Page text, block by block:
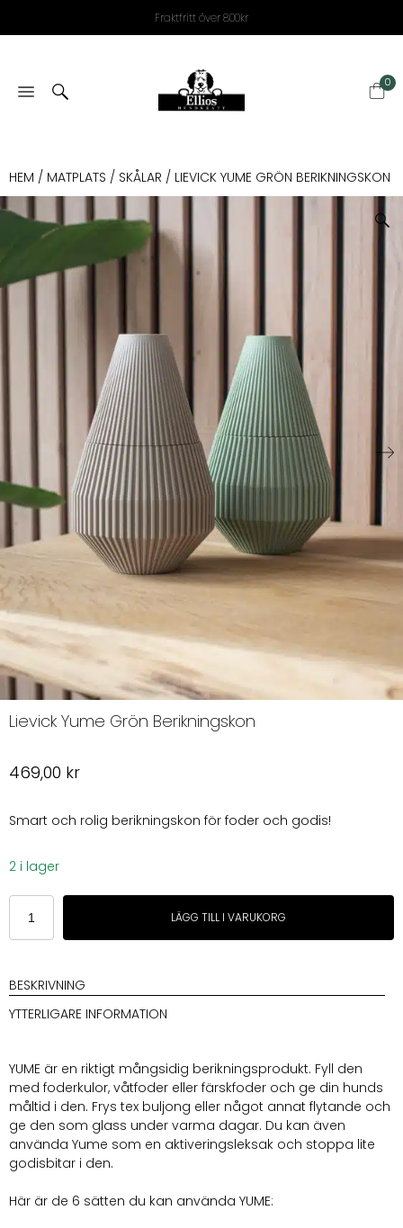
Fraktfritt över 800kr
0
HEM / MATPLATS / SKÅLAR / LIEVICK YUME GRÖN BERIKNINGSKON
Lievick Yume Grön Berikningskon
469,00 kr
Smart och rolig berikningskon för foder och godis!
2 i lager
Lievick
Yume
Grön
mängd
LÄGG TILL I VARUKORG
BESKRIVNING
YTTERLIGARE INFORMATION
YUME är en riktigt mångsidig berikningsprodukt. Fyll den
med foderkulor, våtfoder eller färskfoder och ge din hunds
måltid i den. Frys tex buljong eller något annat flytande och
ge den som glass under varma dagar. Du kan även
använda Yume som en aktiveringsleksak och stoppa lite
godisbitar i den.
Här är de 6 sätten du kan använda YUME: